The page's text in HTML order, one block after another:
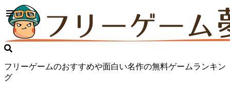
フリーゲームのおすすめや面白い名作の無料ゲームランキン
グ